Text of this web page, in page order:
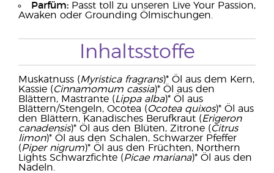
Parfüm: Passt toll zu unseren Live Your Passion,
Awaken oder Grounding Ölmischungen.
Inhaltsstoffe
Muskatnuss (Myristica fragrans)* Öl aus dem Kern,
Kassie (Cinnamomum cassia)* Öl aus den
Blättern, Mastrante (Lippa alba)* Öl aus
Blättern/Stengeln, Ocotea (Ocotea quixos)* Öl aus
den Blättern, Kanadisches Berufkraut (Erigeron
canadensis)* Öl aus den Blüten, Zitrone (Citrus
limon)* Öl aus den Schalen, Schwarzer Pfeffer
(Piper nigrum)* Öl aus den Früchten, Northern
Lights Schwarzfichte (Picae mariana)* Öl aus den
Nadeln.